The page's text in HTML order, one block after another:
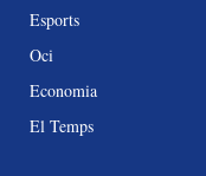
Esports
Oci
Economia
El Temps